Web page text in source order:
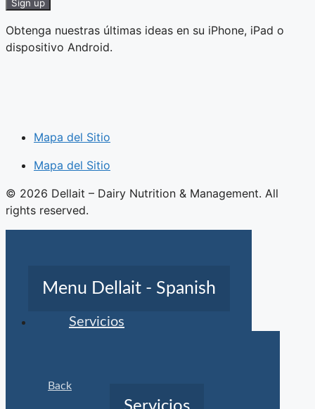
Obtenga nuestras últimas ideas en su iPhone, iPad o
dispositivo Android.
Mapa del Sitio
Mapa del Sitio
© 2026 Dellait – Dairy Nutrition & Management. All
rights reserved.
Menu Dellait - Spanish
Servicios
Back